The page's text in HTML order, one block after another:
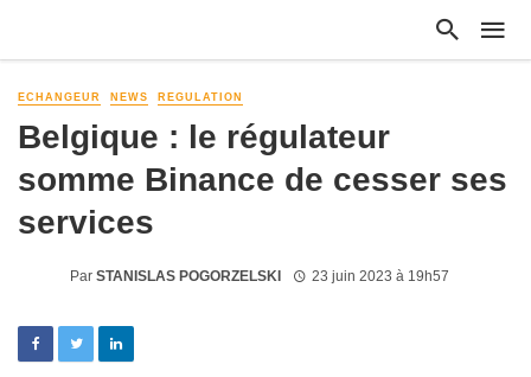
ECHANGEUR NEWS REGULATION
Belgique : le régulateur
somme Binance de cesser ses
services
Par STANISLAS POGORZELSKI 23 juin 2023 à 19h57